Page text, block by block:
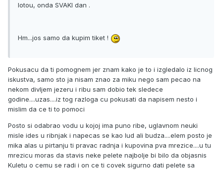
lotou, onda SVAKI dan .
Hm...jos samo da kupim tiket !
Pokusacu da ti pomognem jer znam kako je to i izgledalo iz licnog
iskustva, samo sto ja nisam znao za miku nego sam pecao na
nekom divljem jezeru i ribu sam dobio tek sledece
godine....uzas....iz tog razloga cu pokusati da napisem nesto i
mislim da ce ti to pomoci
Posto si odabrao vodu u kojoj ima puno ribe, uglavnom neuki
misle ides u ribnjak i napecas se kao lud ali budza....elem posto je
mika alas u pirtanju ti pravac radnja i kupovina pva mrezice....u tu
mrezicu moras da stavis neke pelete najbolje bi bilo da objasnis
Kuletu o cemu se radi i on ce ti covek sigurno dati pelete sa